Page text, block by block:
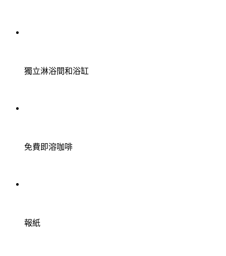
獨立淋浴間和浴缸
免費即溶咖啡
報紙